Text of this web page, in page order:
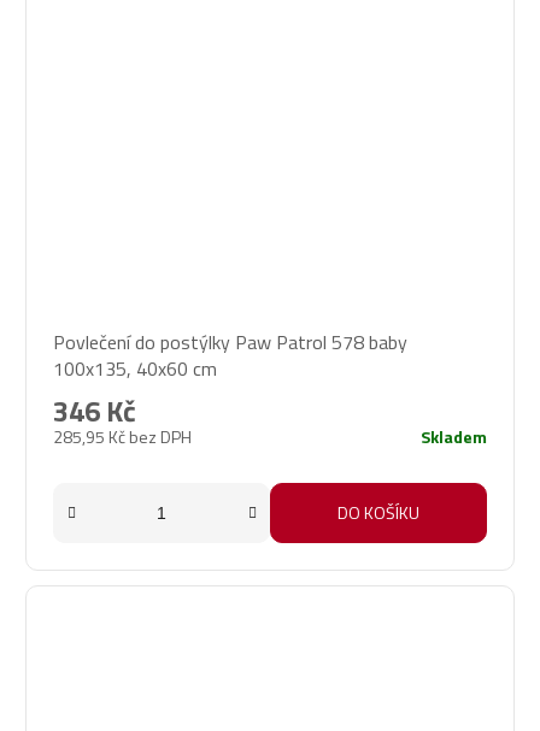
Povlečení do postýlky Paw Patrol 578 baby
100x135, 40x60 cm
285,95 Kč bez DPH
346 Kč
Skladem
DO KOŠÍKU